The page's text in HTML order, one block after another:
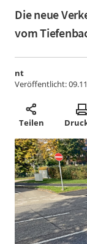
Die neue
vom
nt
Veröffentlicht:
Teilen